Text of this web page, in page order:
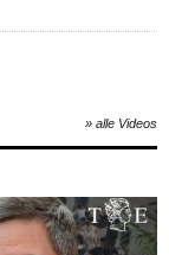
» alle Videos